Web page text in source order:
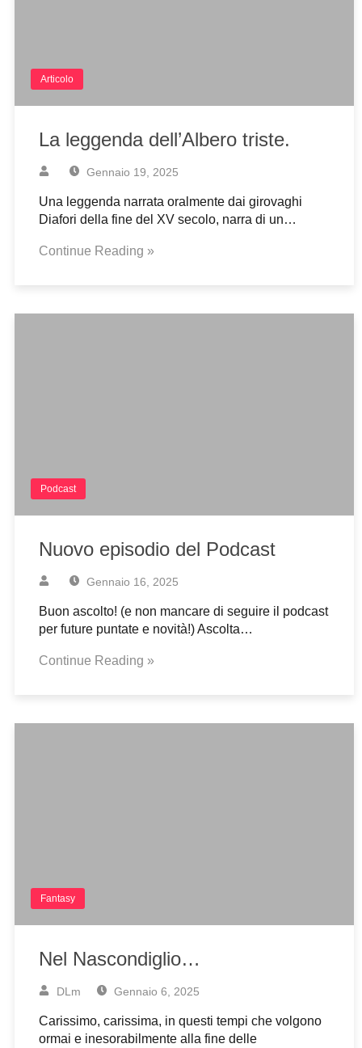
Articolo
La leggenda dell’Albero triste.
Gennaio 19, 2025
Una leggenda narrata oralmente dai girovaghi
Diafori della fine del XV secolo, narra di un…
Continue Reading »
Podcast
Nuovo episodio del Podcast
Gennaio 16, 2025
Buon ascolto! (e non mancare di seguire il podcast
per future puntate e novità!) Ascolta…
Continue Reading »
Fantasy
Nel Nascondiglio…
DLm Gennaio 6, 2025
Carissimo, carissima, in questi tempi che volgono
ormai e inesorabilmente alla fine delle